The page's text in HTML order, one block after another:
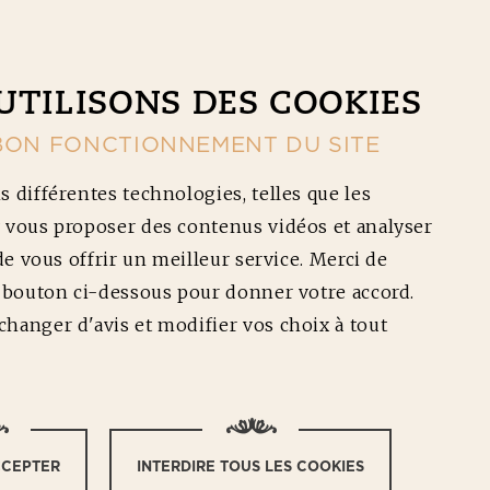
DES COOKIES
FONCTIONNEMENT DU SITE
différentes technologies, telles que les
proposer des contenus vidéos et analyser
vous offrir un meilleur service. Merci de
ci-dessous pour donner votre accord.
d'avis et modifier vos choix à tout
INTERDIRE TOUS LES COOKIES